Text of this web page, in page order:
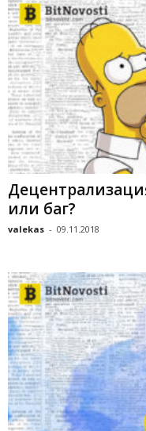
или баг?
valekas - 09.11.2018